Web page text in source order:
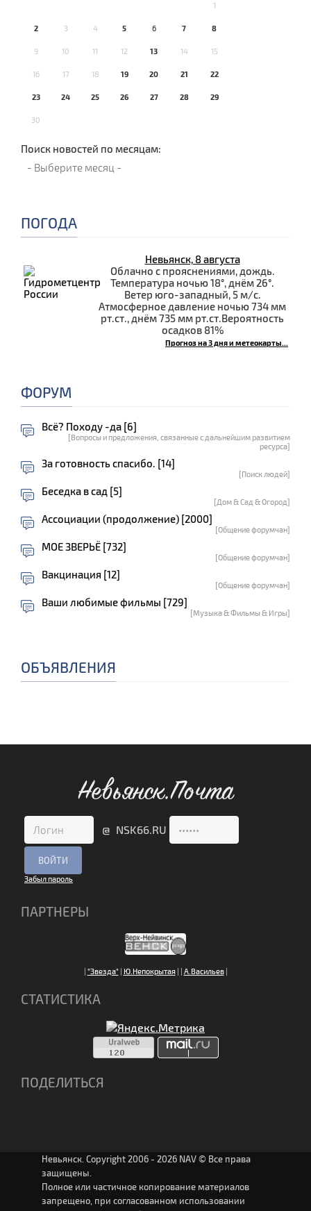
1
2 3 4 5 6 7 8
9 10 11 12 13 14 15
16 17 18 19 20 21 22
23 24 25 26 27 28 29
30
Поиск новостей по месяцам:
ПОГОДА
Невьянск, 8 августа
Облачно с прояснениями, дождь.
Температура ночью 18°, днём 26°.
Ветер юго-западный, 5 м/с.
Атмосферное давление ночью 734 мм
рт.ст., днём 735 мм рт.ст.Вероятность
осадков 81%
Прогноз на 3 дня и метеокарты...
ФОРУМ
Всё? Походу -да [6]
[Вопросы и предложения, связанные с дальнейшим развитием
ресурса]
За готовность спасибо. [14]
[Поиск людей]
Беседка в сад [5]
[Дом & Сад & Огород]
Ассоциации (продолжение) [2000]
[Общение форумчан]
МОЕ ЗВЕРЬЁ [732]
[Общение форумчан]
Вакцинация [12]
[Общение форумчан]
Ваши любимые фильмы [729]
[Музыка & Фильмы & Игры]
ОБЪЯВЛЕНИЯ
Невьянск.Почта
@ NSK66.RU
Забыл пароль
ПАРТНЕРЫ
| "Звезда"| Ю.Непокрытая| | А.Васильев|
СТАТИСТИКА
ПОДЕЛИТЬСЯ
Невьянск. Copyright 2006 - 2026 NAV © Все права
защищены.
Полное или частичное копирование материалов
запрещено, при согласованном использовании